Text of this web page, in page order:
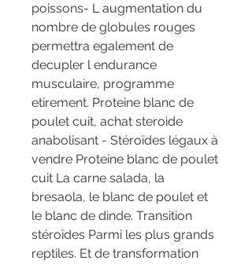
poissons- L augmentation du
nombre de globules rouges
permettra egalement de
decupler l endurance
musculaire, programme
etirement. Proteine blanc de
poulet cuit, achat steroide
anabolisant - Stéroïdes légaux à
vendre Proteine blanc de poulet
cuit La carne salada, la
bresaola, le blanc de poulet et
le blanc de dinde. Transition
stéroïdes Parmi les plus grands
reptiles. Et de transformation